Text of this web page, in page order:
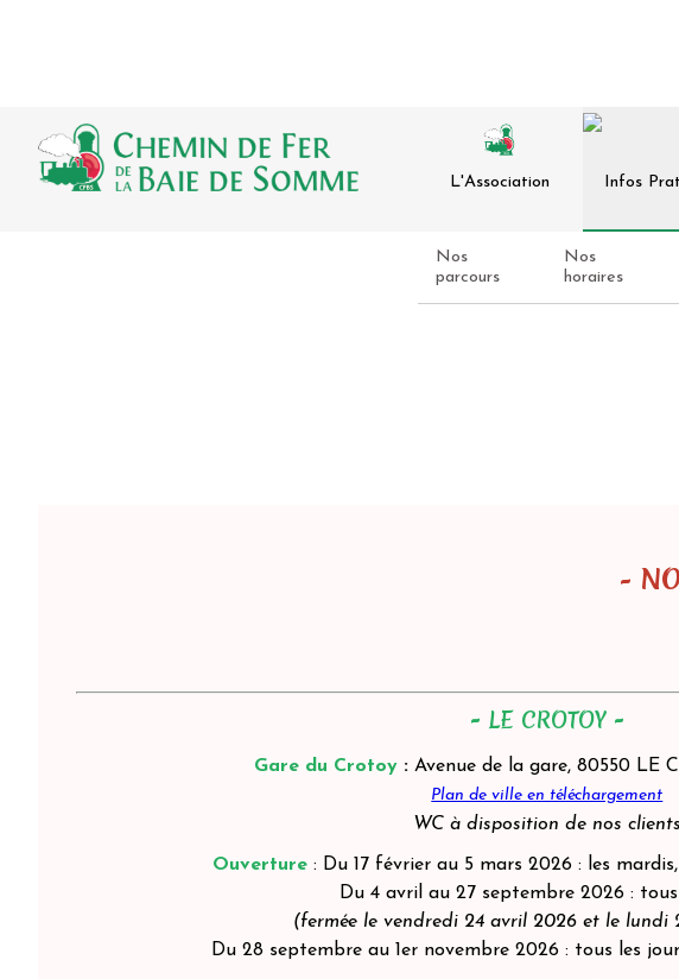
L'Association Infos
Nos
parcours
Nos
horaires
-
- LE CROTOY -
Gare du Crotoy :Avenue de la gare, 80550 LE
Plan de ville en téléchargement
WC à disposition de nos clients
Ouverture : Du 17 février au 5 mars 2026 : les
Du 4 avril au 27 septembre 2026 :
(fermée le vendredi 24 avril 2026 et le lundi
Du 28 septembre au 1er novembre 2026 : tous les